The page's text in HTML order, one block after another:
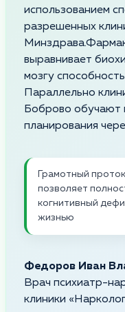
использованием
разрешенных
выравнивает
мозгу
Параллельно
Боброво обучают
планирования
Грамотный
позволяет
когнитивный
жизнью
Федоров Иван
Врач психиатр-
клиники